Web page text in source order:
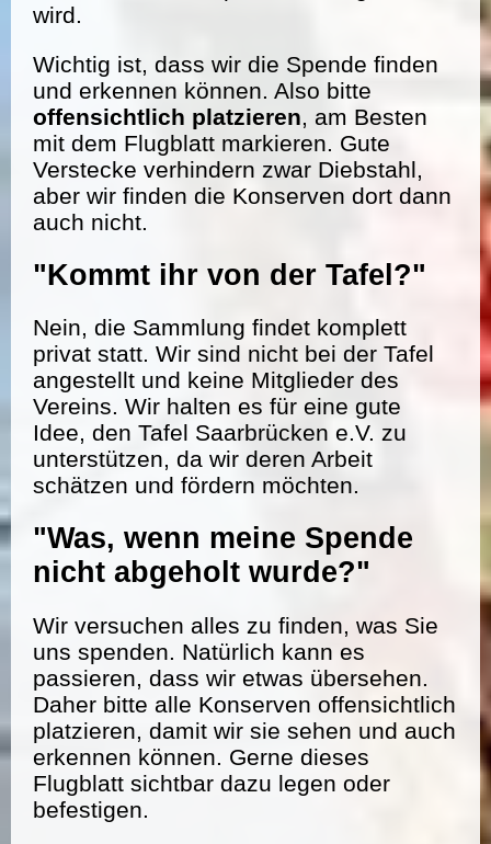
wird.
Wichtig ist, dass wir die Spende finden
und erkennen können. Also bitte
offensichtlich platzieren, am Besten
mit dem Flugblatt markieren. Gute
Verstecke verhindern zwar Diebstahl,
aber wir finden die Konserven dort dann
auch nicht.
"Kommt ihr von der Tafel?"
Nein, die Sammlung findet komplett
privat statt. Wir sind nicht bei der Tafel
angestellt und keine Mitglieder des
Vereins. Wir halten es für eine gute
Idee, den Tafel Saarbrücken e.V. zu
unterstützen, da wir deren Arbeit
schätzen und fördern möchten.
"Was, wenn meine Spende
nicht abgeholt wurde?"
Wir versuchen alles zu finden, was Sie
uns spenden. Natürlich kann es
passieren, dass wir etwas übersehen.
Daher bitte alle Konserven offensichtlich
platzieren, damit wir sie sehen und auch
erkennen können. Gerne dieses
Flugblatt sichtbar dazu legen oder
befestigen.